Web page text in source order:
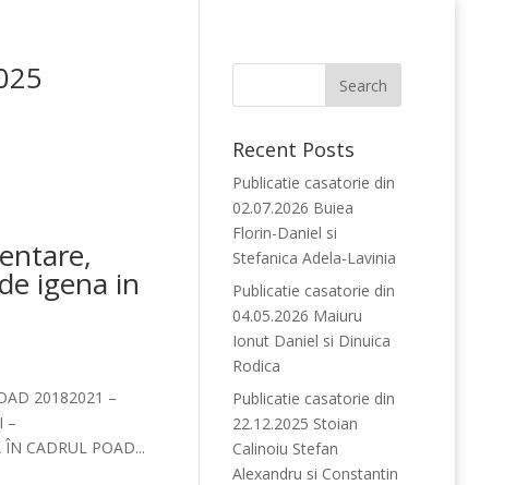
igena in
20182021 –
–
CADRUL POAD...
Recent Posts
Publicatie casatorie din
02.07.2026 Buiea
Florin-Daniel si
Stefanica Adela-Lavinia
Publicatie casatorie din
04.05.2026 Maiuru
Ionut Daniel si Dinuica
Rodica
Publicatie casatorie din
22.12.2025 Stoian
Calinoiu Stefan
Alexandru si Constantin